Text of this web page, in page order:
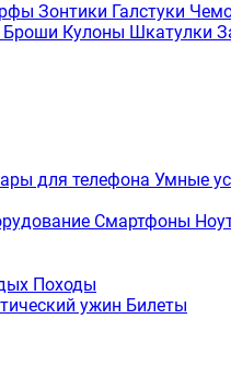
Зонтики Галстуки
Броши Кулоны Шкатулки
для телефона Умные
Смартфоны
Походы
ужин Билеты